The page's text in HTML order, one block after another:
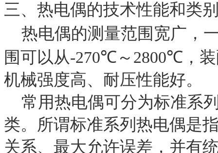
三、热电偶的技术性能和类
热电偶的测量范围宽广，
围可以从-270℃ ～ 2800℃ ，
机械强度高、耐压性能好。
常用热电偶可分为标准系
类。所谓标准系列热电偶是
关系、最大允许误差，并有